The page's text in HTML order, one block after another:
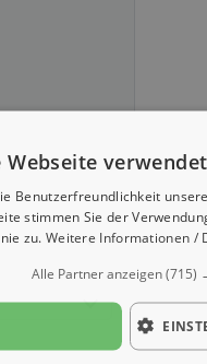
Webseite
Benutzerfreundlichkeit
stimmen Sie der
zu. Weitere Informationen /
Alle Partner anzeigen(715)